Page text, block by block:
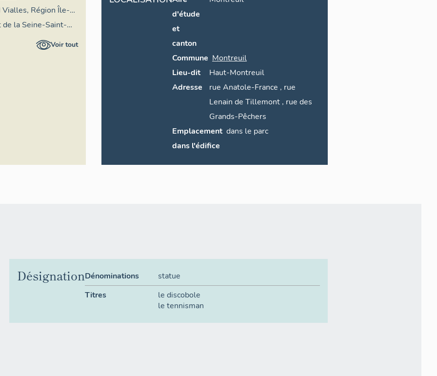
Vialles, Région Île-
la Seine-Saint-
Voir tout
d'étude
et
canton
Commune Montreuil
Lieu-dit
Haut-Montreuil
Adresse
rue Anatole-France , rue
Lenain de Tillemont, rue des
Grands-Pêchers
Emplacement
dans l'édifice
dans le parc
DésignationDénominations
statue
Titres
le discobole
le tennisman